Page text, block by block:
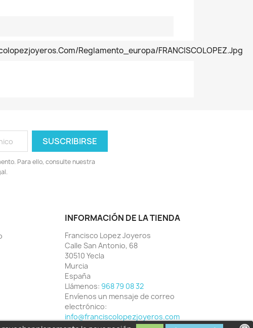
reglamento_europa/FRANCISCOLOPEZ.jpg
Para ello, consulte nuestra
INFORMACIÓN DE LA TIENDA
Francisco Lopez Joyeros
Calle San Antonio, 68
30510 Yecla
Murcia
España
Llámenos: 968 79 08 32
Envíenos un mensaje de correo
electrónico:
info@franciscolopezjoyeros.com